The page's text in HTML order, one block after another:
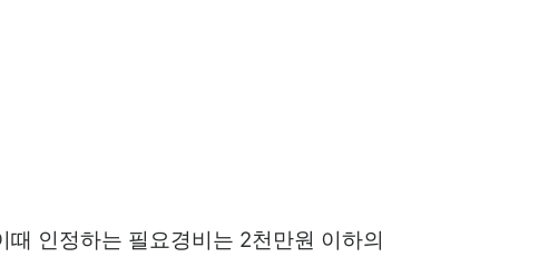
인정하는 필요경비는 2천만원 이하의